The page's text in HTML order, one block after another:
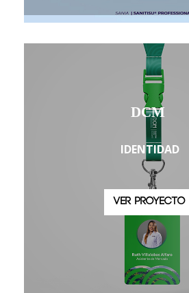
DCM
IDENTIDAD
VER PROYECTO